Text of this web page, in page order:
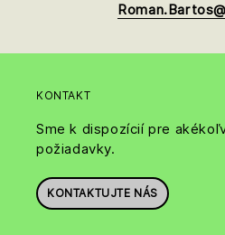
KONTAKT
Sme k dispozícií pre
požiadavky.
KONTAKTUJTE NÁS